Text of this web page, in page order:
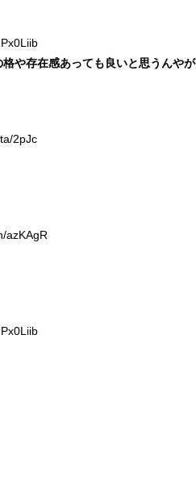
や存在感あっても良いと思うんやが
2pJc
azKAgR